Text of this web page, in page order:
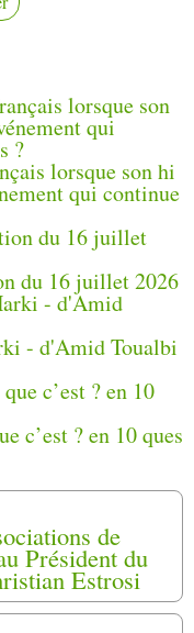
lorsque son hi
qui continue
du 16 juillet 2026
- d'Amid Toualbi
c’est ? en 10 ques
de
Président du
Estrosi